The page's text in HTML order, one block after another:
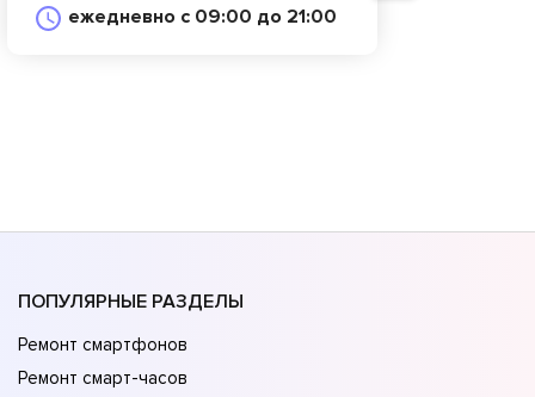
ежедневно с 09:00 до 21:00
ПОПУЛЯРНЫЕ РАЗДЕЛЫ
Ремонт смартфонов
Ремонт смарт-часов